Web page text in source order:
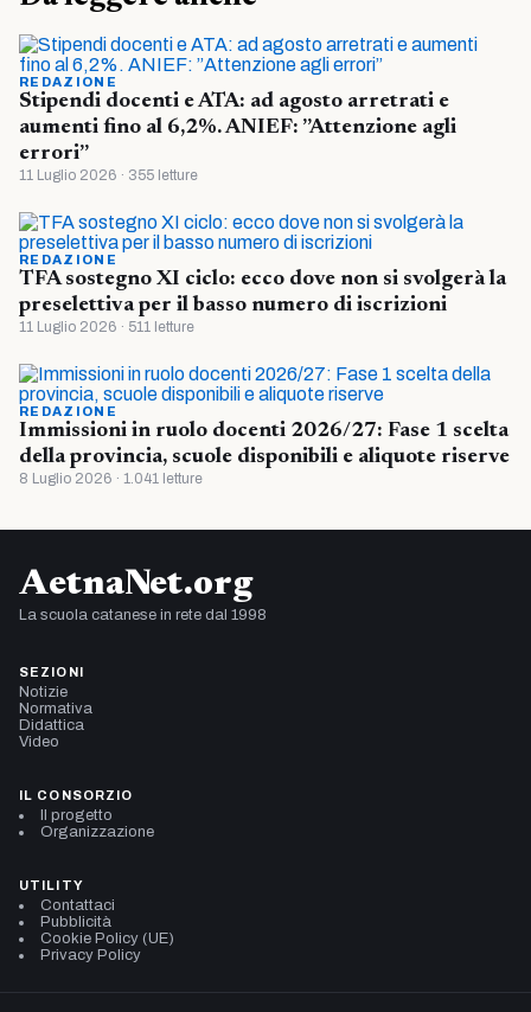
REDAZIONE
Stipendi docenti e ATA: ad agosto arretrati e
aumenti fino al 6,2%. ANIEF: ”Attenzione agli
errori”
11 Luglio 2026 · 355 letture
REDAZIONE
TFA sostegno XI ciclo: ecco dove non si svolgerà la
preselettiva per il basso numero di iscrizioni
11 Luglio 2026 · 511 letture
REDAZIONE
Immissioni in ruolo docenti 2026/27: Fase 1 scelta
della provincia, scuole disponibili e aliquote riserve
8 Luglio 2026 · 1.041 letture
AetnaNet.org
La scuola catanese in rete dal 1998
SEZIONI
Notizie
Normativa
Didattica
Video
IL CONSORZIO
Il progetto
Organizzazione
UTILITY
Contattaci
Pubblicità
Cookie Policy (UE)
Privacy Policy